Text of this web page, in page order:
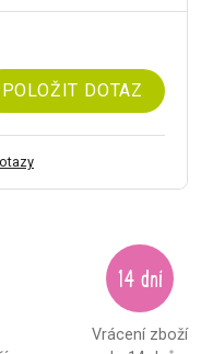
POLOŽIT DOTAZ
14 dní
Vrácení zboží